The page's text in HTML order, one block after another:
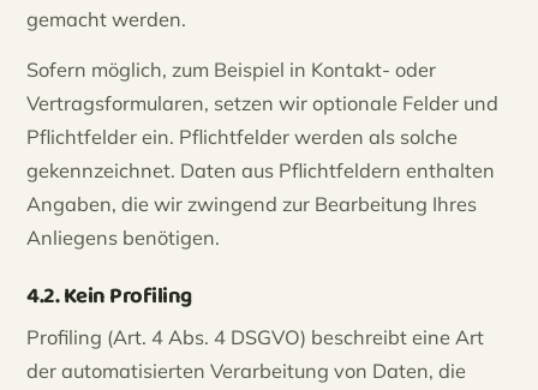
gemacht werden.
Sofern möglich, zum Beispiel in Kontakt- oder
Vertragsformularen, setzen wir optionale Felder und
Pflichtfelder ein. Pflichtfelder werden als solche
gekennzeichnet. Daten aus Pflichtfeldern enthalten
Angaben, die wir zwingend zur Bearbeitung Ihres
Anliegens benötigen.
4.2. Kein Profiling
Profiling (Art. 4 Abs. 4 DSGVO) beschreibt eine Art
der automatisierten Verarbeitung von Daten, die